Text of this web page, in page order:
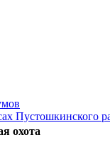
Пустошкинского
охота